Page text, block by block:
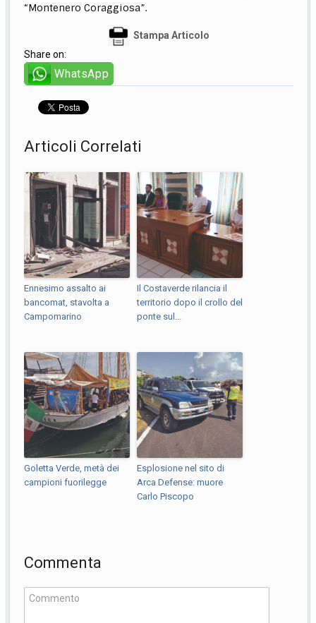
“Montenero Coraggiosa”.
Stampa Articolo
Share on:
WhatsApp
Articoli Correlati
Ennesimo assalto ai
bancomat, stavolta a
Campomarino
Il Costaverde rilancia il
territorio dopo il crollo del
ponte sul...
Goletta Verde, metà dei
campioni fuorilegge
Esplosione nel sito di
Arca Defense: muore
Carlo Piscopo
Commenta